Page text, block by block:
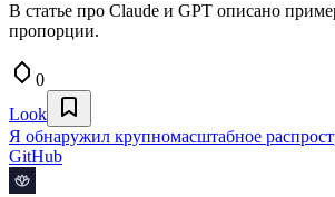
В статье про Claude и GPT описано
пропорции.
0
Look
Я обнаружил крупномасштабное
GitHub